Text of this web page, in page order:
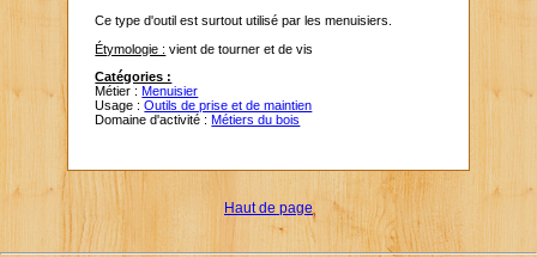
Ce type d'outil est surtout utilisé par les menuisiers.
Étymologie : vient de tourner et de vis
Catégories :
Métier :Menuisier
Usage :Outils de prise et de maintien
Domaine d'activité :Métiers du bois
Haut de page